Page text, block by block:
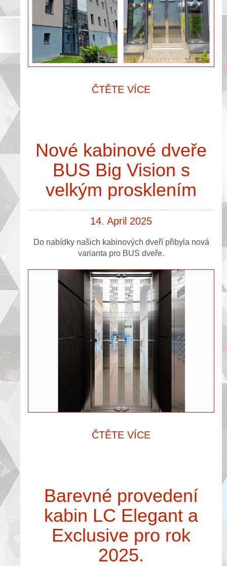
ČTĚTE VÍCE
Nové kabinové dveře
BUS Big Vision s
velkým prosklením
14. April 2025
Do nabídky našich kabinových dveří přibyla nová
varianta pro BUS dveře.
ČTĚTE VÍCE
Barevné provedení
kabin LC Elegant a
Exclusive pro rok
2025.